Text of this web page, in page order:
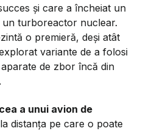
și care a încheiat un
turboreactor nuclear.
o premieră, deși atât
variante de a folosi
de zbor încă din
a unui avion de
distanța pe care o poate